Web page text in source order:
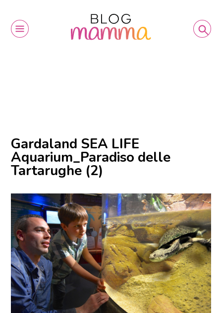
Gardaland SEA LIFE
Aquarium_Paradiso delle
Tartarughe (2)